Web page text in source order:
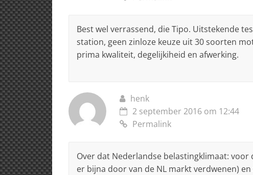
Best wel verrassend, die Tipo. Uitstekende
station, geen zinloze keuze uit 30 soorten
prima kwaliteit, degelijkiheid en afwerking.
henk
2 september 2016 om 12:44
Permalink
Over dat Nederlandse belastingklimaat:
er bijna door van de NL markt verdwenen)